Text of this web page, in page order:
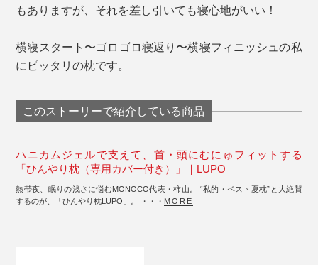
もありますが、それを差し引いても寝心地がいい！
横寝スタート〜ゴロゴロ寝返り〜横寝フィニッシュの私
にピッタリの枕です。
このストーリーで紹介している商品
ハニカムジェルで支えて、首・頭にむにゅフィットする
「ひんやり枕（専用カバー付き）」｜LUPO
熱帯夜、眠りの浅さに悩むMONOCO代表・柿山。 “私的・ベスト夏枕”と大絶賛
するのが、「ひんやり枕LUPO」。 ・・・ MORE